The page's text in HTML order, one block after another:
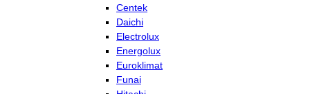
Centek
Daichi
Electrolux
Energolux
Euroklimat
Funai